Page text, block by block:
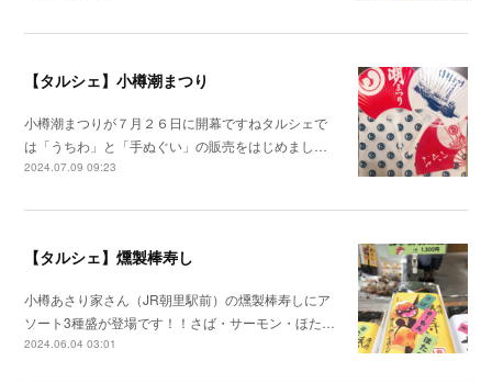
【タルシェ】小樽潮まつり
小樽潮まつりが７月２６日に開幕ですねタルシェで
は「うちわ」と「手ぬぐい」の販売をはじめまし…
2024.07.09 09:23
【タルシェ】燻製棒寿し
小樽あさり家さん（JR朝里駅前）の燻製棒寿しにア
ソート3種盛が登場です！！さば・サーモン・ほた…
2024.06.04 03:01